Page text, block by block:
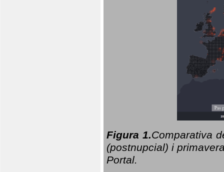
Figura 1.Comparativa
(postnupcial) i
Portal.